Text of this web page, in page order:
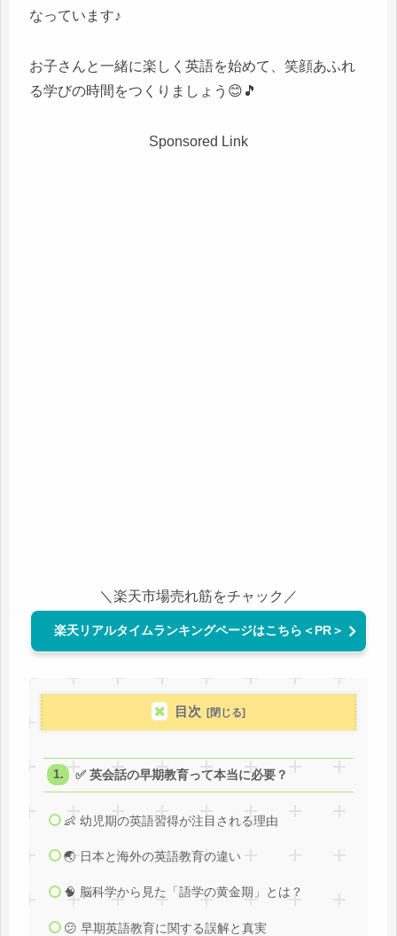
なっています♪
お子さんと一緒に楽しく英語を始めて、笑顔あふれ
る学びの時間をつくりましょう😊🎵
Sponsored Link
＼楽天市場売れ筋をチャック／
楽天リアルタイムランキングページはこちら＜PR＞
目次
✅ 英会話の早期教育って本当に必要？
👶 幼児期の英語習得が注目される理由
🌏 日本と海外の英語教育の違い
🧠 脳科学から見た「語学の黄金期」とは？
😕 早期英語教育に関する誤解と真実